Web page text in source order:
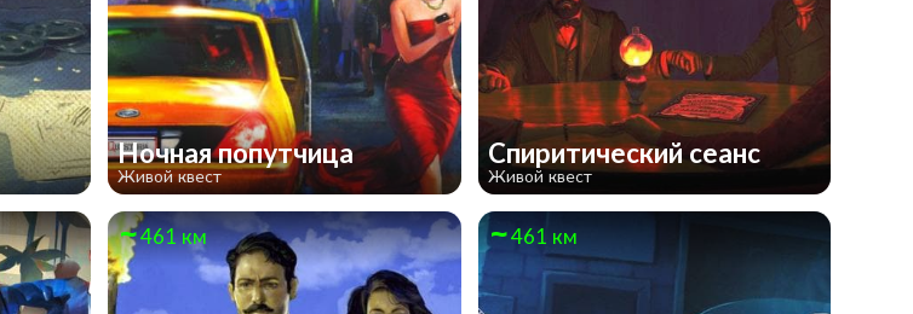
Ночная попутчица
Живой квест
Спиритический сеанс
Живой квест
461 км 461 км